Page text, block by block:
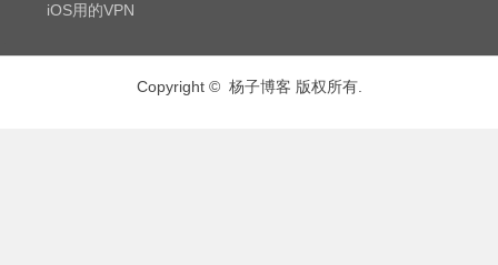
iOS用的VPN
Copyright © 杨子博客 版权所有.